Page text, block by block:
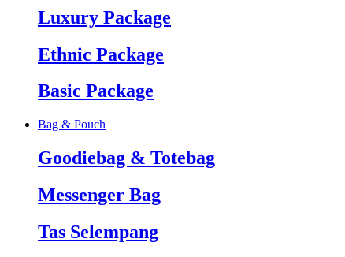
Luxury Package
Ethnic Package
Basic Package
Bag & Pouch
Goodiebag & Totebag
Messenger Bag
Tas Selempang